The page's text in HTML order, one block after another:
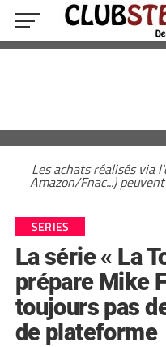
Les achats réalisés via
Amazon/Fnac...)
SERIES
La série « La
prépare Mike
toujours pas
de plateforme